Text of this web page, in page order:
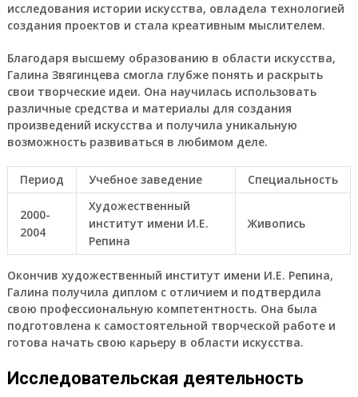
исследования истории искусства, овладела технологией
создания проектов и стала креативным мыслителем.
Благодаря высшему образованию в области искусства,
Галина Звягинцева смогла глубже понять и раскрыть
свои творческие идеи. Она научилась использовать
различные средства и материалы для создания
произведений искусства и получила уникальную
возможность развиваться в любимом деле.
Период Учебное заведение Специальность
2000-
2004
Художественный
институт имени И.Е.
Репина
Живопись
Окончив художественный институт имени И.Е. Репина,
Галина получила диплом с отличием и подтвердила
свою профессиональную компетентность. Она была
подготовлена к самостоятельной творческой работе и
готова начать свою карьеру в области искусства.
Исследовательская деятельность